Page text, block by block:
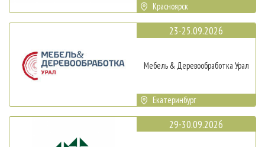
Красноярск
23-25.09.2026
Мебель & Деревообработка Урал
Екатеринбург
29-30.09.2026